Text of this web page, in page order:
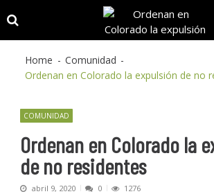
to
navigation
to
content
Home
Comunidad
Ordenan en Colorado la expulsión de no
COMUNIDAD
Ordenan en Colorado la
de no residentes
abril 9, 2020 0 1276